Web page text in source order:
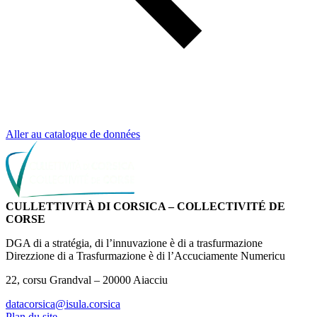
Aller au catalogue de données
CULLETTIVITÀ DI CORSICA – COLLECTIVITÉ DE
CORSE
DGA di a stratégia, di l’innuvazione è di a trasfurmazione
Direzzione di a Trasfurmazione è di l’Accuciamente Numericu
22, corsu Grandval – 20000 Aiacciu
datacorsica@isula.corsica